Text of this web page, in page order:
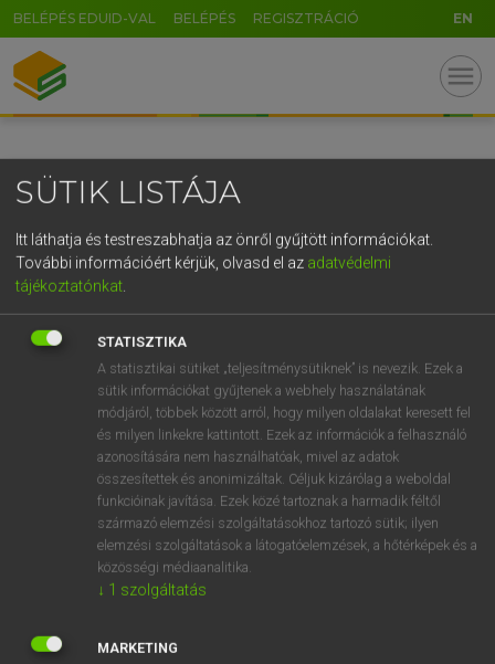
BELÉPÉS EDUID-VAL BELÉPÉS REGISZTRÁCIÓ EN
menu
OOOOPS!
SÜTIK LISTÁJA
Itt láthatja és testreszabhatja az önről gyűjtött információkat.
További információért kérjük, olvasd el az adatvédelmi
tájékoztatónkat
STATISZTIKA
A statisztikai sütiket „teljesítménysütiknek” is nevezik. Ezek a
sütik információkat gyűjtenek a webhely használatának
módjáról, többek között arról, hogy milyen oldalakat keresett fel
és milyen linkekre kattintott. Ezek az információk a felhasználó
azonosítására nem használhatóak, mivel az adatok
összesítettek és anonimizáltak. Céljuk kizárólag a weboldal
funkcióinak javítása. Ezek közé tartoznak a harmadik féltől
származó elemzési szolgáltatásokhoz tartozó sütik; ilyen
elemzési szolgáltatások a látogatóelemzések, a hőtérképek és a
közösségi médiaanalitika.
↓ 1 szolgáltatás
MARKETING
GR
5
g h k l
v b n m , . - AltGr